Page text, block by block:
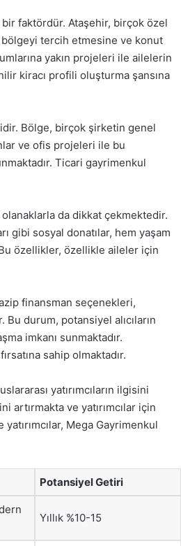
bir faktördür. Ataşehir, birçok özel
tercih etmesine ve konut
yakın projeleri ile ailelerin
kiracı profili oluşturma şansına
Bölge, birçok şirketin genel
ve ofis projeleri ile bu
Ticari gayrimenkul
da dikkat çekmektedir.
gibi sosyal donatılar, hem yaşam
özellikler, özellikle aileler için
finansman seçenekleri,
Bu durum, potansiyel alıcıların
imkanı sunmaktadır.
sahip olmaktadır.
yatırımcıların ilgisini
ve yatırımcılar için
Mega Gayrimenkul
Potansiyel Getiri
Yıllık %10-15